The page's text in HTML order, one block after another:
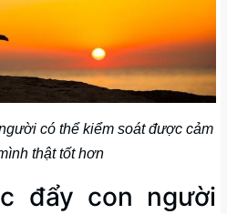
có thể kiểm soát được cảm
thật tốt hơn
đẩy con người